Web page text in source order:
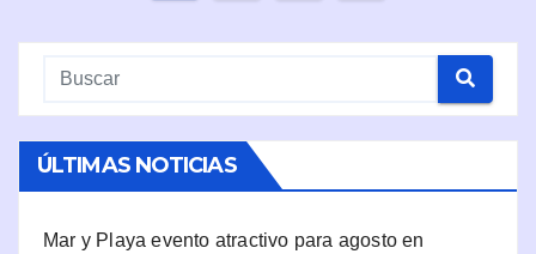
ÚLTIMAS NOTICIAS
Mar y Playa evento atractivo para agosto en